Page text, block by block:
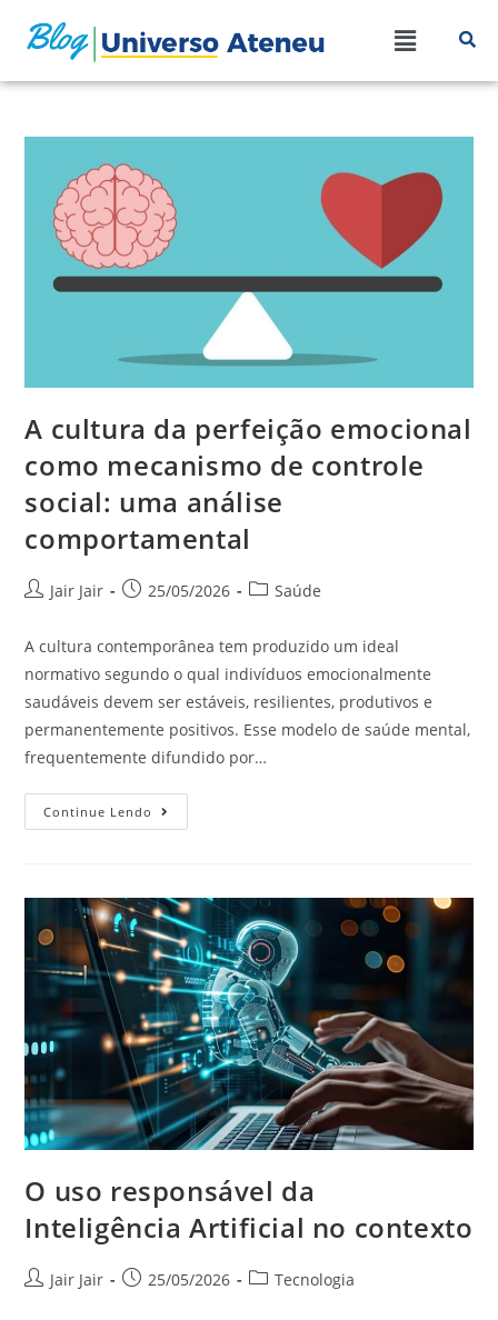
A cultura da perfeição emocional
como mecanismo de controle
social: uma análise
comportamental
Jair Jair 25/05/2026 Saúde
A cultura contemporânea tem produzido um ideal
normativo segundo o qual indivíduos emocionalmente
saudáveis devem ser estáveis, resilientes, produtivos e
permanentemente positivos. Esse modelo de saúde mental,
frequentemente difundido por…
Continue Lendo
O uso responsável da
Inteligência Artificial no contexto
Jair Jair 25/05/2026 Tecnologia